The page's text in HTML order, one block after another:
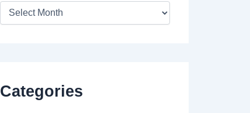
Categories